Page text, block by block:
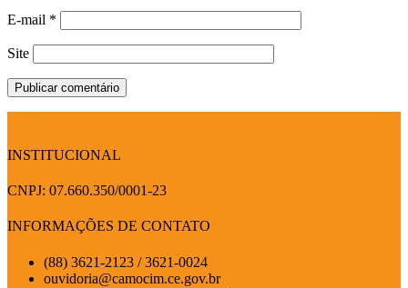
E-mail *
Site
INSTITUCIONAL
CNPJ: 07.660.350/0001-23
INFORMAÇÕES DE CONTATO
(88) 3621-2123 / 3621-0024
ouvidoria@camocim.ce.gov.br